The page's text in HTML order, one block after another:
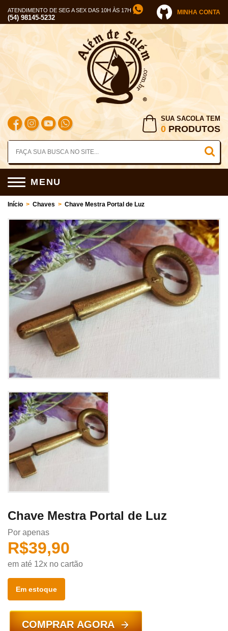
ATENDIMENTO DE SEG A SEX DAS 10H ÀS 17H
(54) 98145-5232
MINHA CONTA
SUA SACOLA TEM
0 PRODUTOS
MENU
Início > Chaves > Chave Mestra Portal de Luz
Chave Mestra Portal de Luz
Por apenas
R$39,90
em até 12x no cartão
Em estoque
COMPRAR AGORA